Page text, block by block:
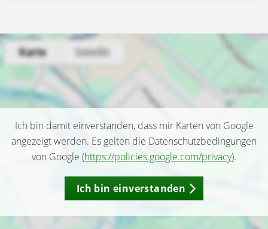
Ich bin damit einverstanden, dass mir Karten von Google
angezeigt werden. Es gelten die Datenschutzbedingungen
von Google (https://policies.google.com/privacy).
Ich bin einverstanden